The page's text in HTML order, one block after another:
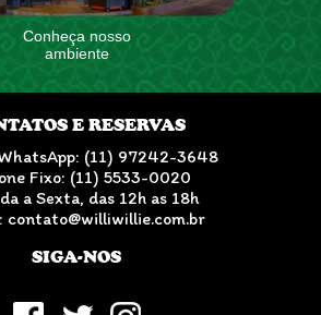
Conheça nosso
ambiente
E RESERVAS
(11) 97242-3648
Fixo: (11) 5533-0020
a Sexta, das 12h as 18h
contato@williwillie.com.br
SIGA-NOS